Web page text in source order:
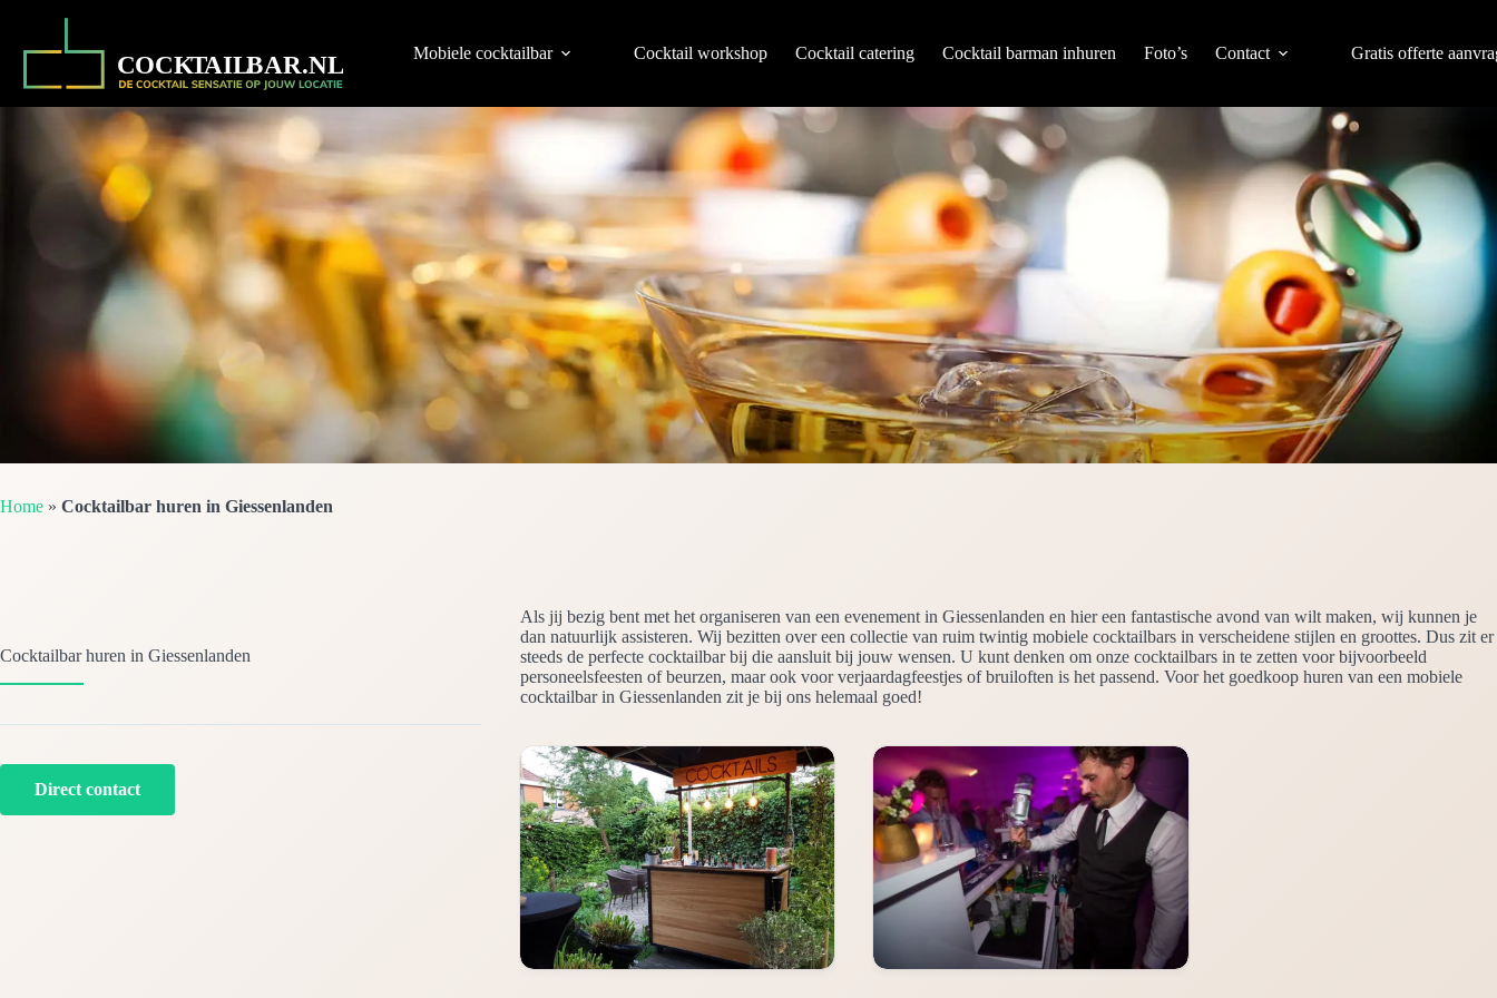
Mobiele cocktailbar Cocktail workshop Cocktail catering Cocktail barman inhuren Foto’s Contact Gratis offerte
Home » Cocktailbar huren in Giessenlanden
Cocktailbar huren in Giessenlanden
Direct contact
Als jij bezig bent met het organiseren van een evenement in Giessenlanden en hier een fantastische avond van wilt maken, wij kunnen je
dan natuurlijk assisteren. Wij bezitten over een collectie van ruim twintig mobiele cocktailbars in verscheidene stijlen en groottes. Dus zit er
steeds de perfecte cocktailbar bij die aansluit bij jouw wensen. U kunt denken om onze cocktailbars in te zetten voor bijvoorbeeld
personeelsfeesten of beurzen, maar ook voor verjaardagfeestjes of bruiloften is het passend. Voor het goedkoop huren van een mobiele
cocktailbar in Giessenlanden zit je bij ons helemaal goed!